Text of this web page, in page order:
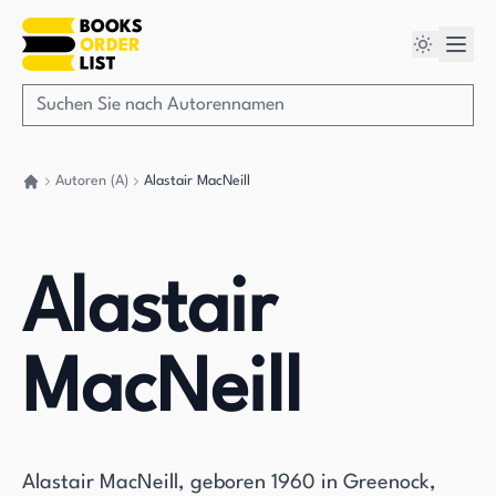
Autoren (A) Alastair MacNeill
Alastair
MacNeill
Alastair MacNeill, geboren 1960 in Greenock,